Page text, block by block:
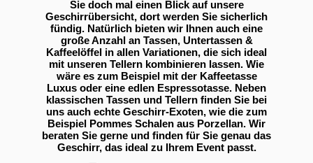
Sie doch mal einen Blick auf unsere
Geschirrübersicht, dort werden Sie sicherlich
fündig. Natürlich bieten wir Ihnen auch eine
große Anzahl an Tassen, Untertassen &
Kaffeelöffel in allen Variationen, die sich ideal
mit unseren Tellern kombinieren lassen. Wie
wäre es zum Beispiel mit der Kaffeetasse
Luxus oder eine edlen Espressotasse. Neben
klassischen Tassen und Tellern finden Sie bei
uns auch echte Geschirr-Exoten, wie die zum
Beispiel Pommes Schalen aus Porzellan. Wir
beraten Sie gerne und finden für Sie genau das
Geschirr, das ideal zu Ihrem Event passt.